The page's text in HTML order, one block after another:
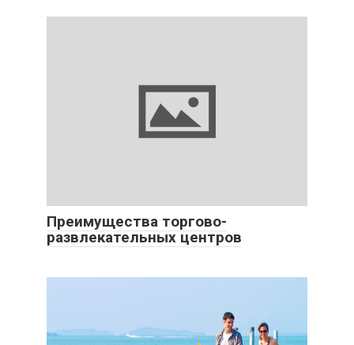
Преимущества торгово-
развлекательных центров